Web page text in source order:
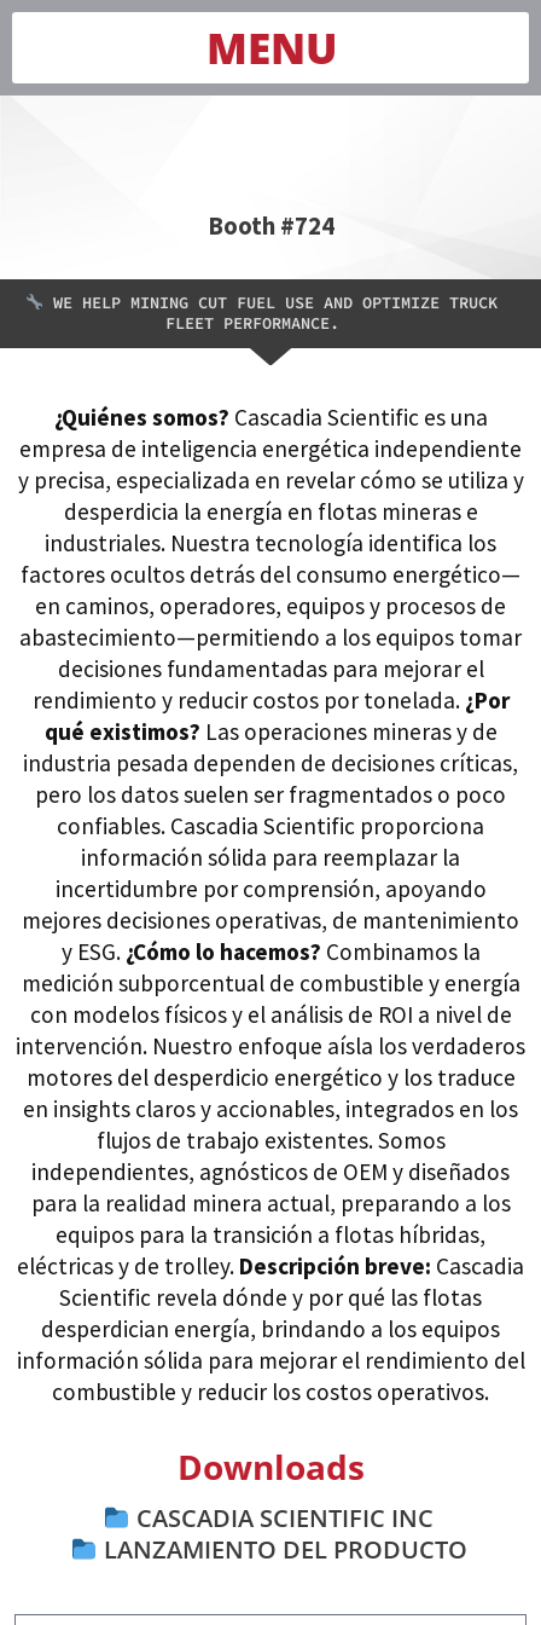
MENU
Booth #724
WE HELP MINING CUT FUEL USE AND OPTIMIZE TRUCK
FLEET PERFORMANCE.
¿Quiénes somos? Cascadia Scientific es una
empresa de inteligencia energética independiente
y precisa, especializada en revelar cómo se utiliza y
desperdicia la energía en flotas mineras e
industriales. Nuestra tecnología identifica los
factores ocultos detrás del consumo energético—
en caminos, operadores, equipos y procesos de
abastecimiento—permitiendo a los equipos tomar
decisiones fundamentadas para mejorar el
rendimiento y reducir costos por tonelada. ¿Por
qué existimos? Las operaciones mineras y de
industria pesada dependen de decisiones críticas,
pero los datos suelen ser fragmentados o poco
confiables. Cascadia Scientific proporciona
información sólida para reemplazar la
incertidumbre por comprensión, apoyando
mejores decisiones operativas, de mantenimiento
y ESG. ¿Cómo lo hacemos? Combinamos la
medición subporcentual de combustible y energía
con modelos físicos y el análisis de ROI a nivel de
intervención. Nuestro enfoque aísla los verdaderos
motores del desperdicio energético y los traduce
en insights claros y accionables, integrados en los
flujos de trabajo existentes. Somos
independientes, agnósticos de OEM y diseñados
para la realidad minera actual, preparando a los
equipos para la transición a flotas híbridas,
eléctricas y de trolley. Descripción breve: Cascadia
Scientific revela dónde y por qué las flotas
desperdician energía, brindando a los equipos
información sólida para mejorar el rendimiento del
combustible y reducir los costos operativos.
Downloads
CASCADIA SCIENTIFIC INC
LANZAMIENTO DEL PRODUCTO